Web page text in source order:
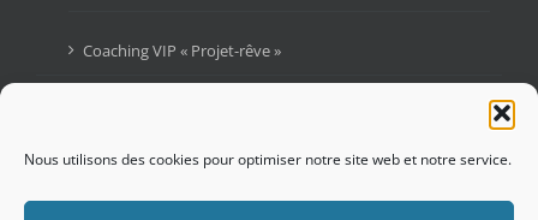
Nous utilisons des cookies pour optimiser notre site web et notre service.
Coaching VIP « Projet-rêve »
Blogue : Graines d’Audace
Contactez-moi !